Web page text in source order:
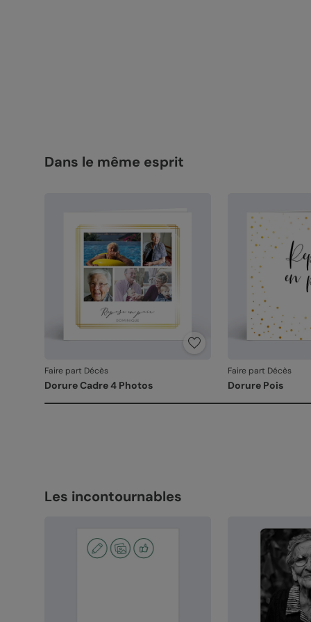
Dans le même esprit
Faire part Décès
Dorure Cadre 4 Photos
Faire part Décès
Dorure Pois
Les incontournables